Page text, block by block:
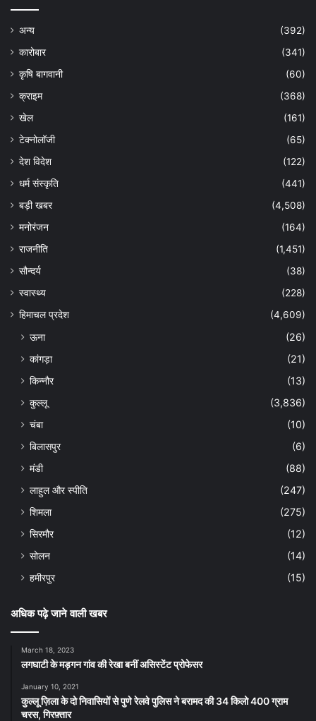
अन्य
(392)
कारोबार
(341)
कृषि बागवानी
(60)
क्राइम
(368)
खेल
(161)
टेक्नोलॉजी
(65)
देश विदेश
(122)
धर्म संस्कृति
(441)
बड़ी खबर
(4,508)
मनोरंजन
(164)
राजनीति
(1,451)
सौन्दर्य
(38)
स्वास्थ्य
(228)
हिमाचल प्रदेश
(4,609)
ऊना
(26)
कांगड़ा
(21)
किन्नौर
(13)
कुल्लू
(3,836)
चंबा
(10)
बिलासपुर
(6)
मंडी
(88)
लाहुल और स्पीति
(247)
शिमला
(275)
सिरमौर
(12)
सोलन
(14)
हमीरपुर
(15)
अधिक पढ़े जाने वाली खबर
March 18, 2023
लगघाटी के मड़गन गांव की रेखा बनीं असिस्टेंट प्रोफेसर
January 10, 2021
कुल्लू ज़िला के दो निवासियों से पुणे रेलवे पुलिस ने बरामद की 34 किलो 400 ग्राम
चरस, गिरफ़्तार